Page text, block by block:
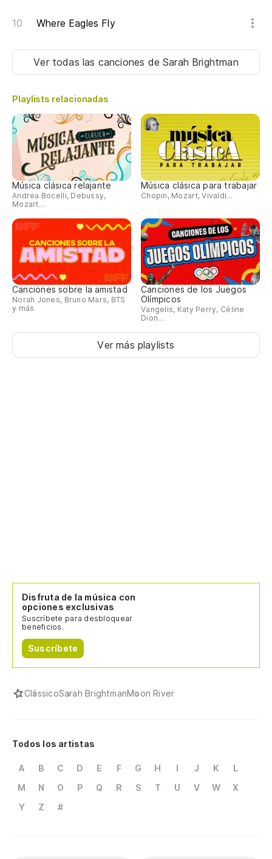
Where Eagles Fly
Ver todas las canciones de Sarah Brightman
Playlists relacionadas
Música clásica relajante
Andrea Bocelli, Debussy,
Mozart...
Música clásica para trabajar
Chopin, Mozart, Vivaldi...
Canciones sobre la amistad
Norah Jones, Bruno Mars, BTS
y más
Canciones de los Juegos
Olímpicos
Vangelis, Katy Perry, Céline
Dion...
Ver más playlists
Disfruta de la música con
opciones exclusivas
Suscríbete para desbloquear
beneficios.
Suscríbete
ClássicoSarah BrightmanMoon River
Todos los artistas
A B C D E F G H I J K
L
M
N O P Q R S T U V W
X
Y
Z #